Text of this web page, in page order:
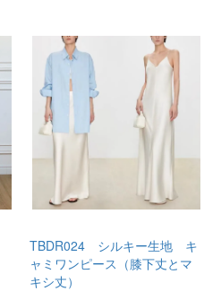
TBDR024 シルキー生地 キ
ャミワンピース（膝下丈とマ
キシ丈）